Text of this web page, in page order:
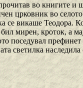
во книгите и
црковник во
се викаше Теодора.
мирен, кроток, а
поседувал
светилка